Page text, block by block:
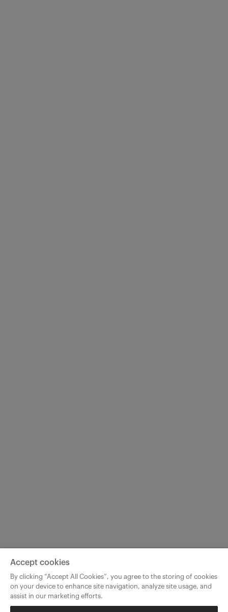
Accept cookies
By clicking “Accept All Cookies”, you agree to the storing of cookies
on your device to enhance site navigation, analyze site usage, and
assist in our marketing efforts.